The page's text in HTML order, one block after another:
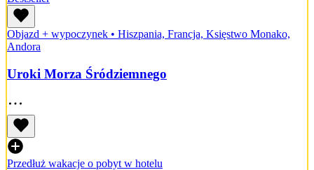
Objazd + wypoczynek • Hiszpania, Francja, Księstwo Monako,
Andora
Uroki Morza Śródziemnego
Przedłuż wakacje o pobyt w hotelu